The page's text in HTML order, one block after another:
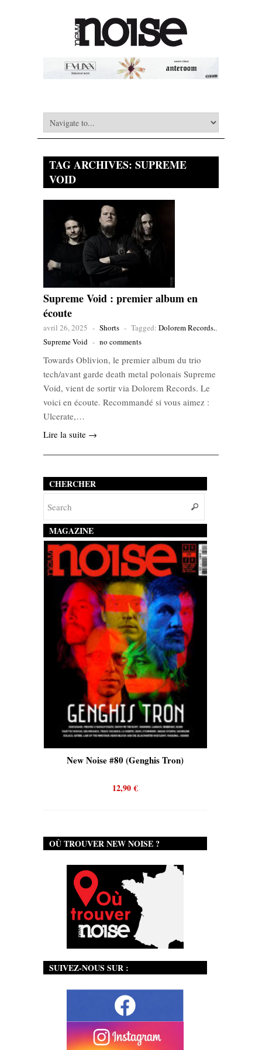
TAG ARCHIVES: SUPREME
VOID
Supreme Void : premier album en
écoute
avril 26, 2025 - Shorts - Tagged: Dolorem Records.,
Supreme Void - no comments
Towards Oblivion, le premier album du trio
tech/avant garde death metal polonais Supreme
Void, vient de sortir via Dolorem Records. Le
voici en écoute. Recommandé si vous aimez :
Ulcerate,…
Lire la suite →
CHERCHER
MAGAZINE
New Noise #80 (Genghis Tron)
12,90€
OÙ TROUVER NEW NOISE ?
SUIVEZ-NOUS SUR :